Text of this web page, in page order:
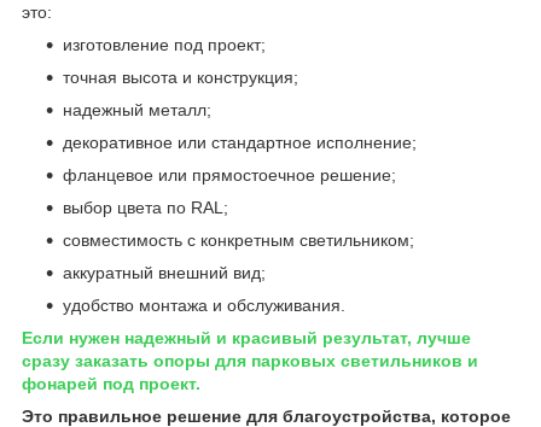
это:
изготовление под проект;
точная высота и конструкция;
надежный металл;
декоративное или стандартное исполнение;
фланцевое или прямостоечное решение;
выбор цвета по RAL;
совместимость с конкретным светильником;
аккуратный внешний вид;
удобство монтажа и обслуживания.
Если нужен надежный и красивый результат, лучше
сразу заказать опоры для парковых светильников и
фонарей под проект.
Это правильное решение для благоустройства, которое